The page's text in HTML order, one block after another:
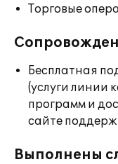
Торговые
Бесплатная
(услуги линии
программ и
сайте
Выполнены